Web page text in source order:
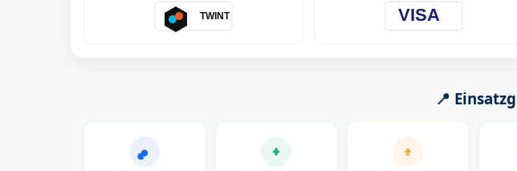
TWINT VISA
📍